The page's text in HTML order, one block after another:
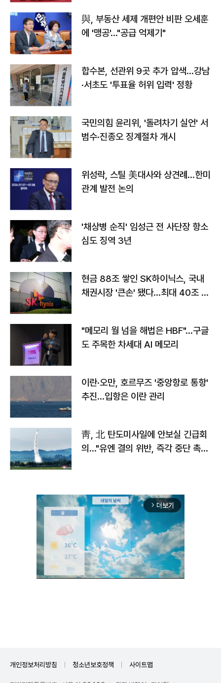
與, 부동산 세제 개편안 비판 오세훈
에 '맹공'…"공급 억제기"
합수본, 선관위 9곳 추가 압색…강남
·서초도 '투표율 허위 입력' 정황
국민의힘 윤리위, '돌려차기 실언' 서
범수·진종오 징계절차 개시
위성락, 스틸 美대사와 상견례…한미
관계 발전 논의
'채상병 순직' 임성근 전 사단장 항소
심도 징역 3년
현금 88조 쌓인 SK하이닉스, 국내
채권시장 '큰손' 됐다…최대 40조 투
"메모리 월 넘을 해법은 HBF"…구글
도 주목한 차세대 AI 메모리
이란·오만, 호르무즈 '중앙항로 통항'
추진…입항은 이란 관리
靑, 北 탄도미사일에 안보실 긴급회
의…"유엔 결의 위반, 즉각 중단 촉
arrow_forward_ios 더보기
개인정보처리방침 청소년보호정책 사이트맵